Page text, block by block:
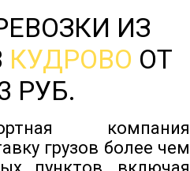
ИЗ
КУДРОВО ОТ
РУБ.
компания
грузов более чем